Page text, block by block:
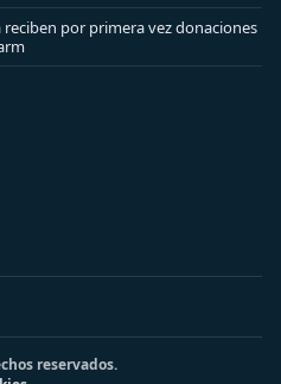
por primera vez donaciones
reservados.